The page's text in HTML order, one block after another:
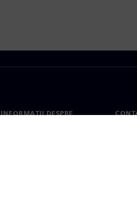
INFORMAȚII DESPRE